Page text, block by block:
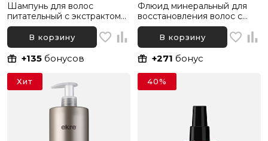
Шампунь для волос
питательный с экстрактом
кокоса и тростниковым
сахаром Ekre Nature
Nourishing, 1000 мл
В корзину
+135 бонусов
Флюид минеральный для
восстановления волос с
экстрактом хвоща и
конского каштана Ekre
Nature Regenerating, 10х10
мл
В корзину
+271 бонус
Хит 40%